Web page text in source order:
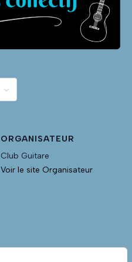
ORGANISATEUR
Club Guitare
Voir le site Organisateur